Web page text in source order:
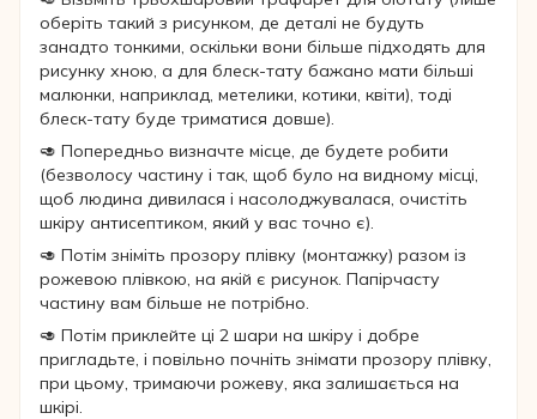
оберіть такий з рисунком, де деталі не будуть
занадто тонкими, оскільки вони більше підходять для
рисунку хною, а для блеск-тату бажано мати більші
малюнки, наприклад, метелики, котики, квіти), тоді
блеск-тату буде триматися довше).
🥑 Попередньо визначте місце, де будете робити
(безволосу частину і так, щоб було на видному місці,
щоб людина дивилася і насолоджувалася, очистіть
шкіру антисептиком, який у вас точно є).
🥑 Потім зніміть прозору плівку (монтажку) разом із
рожевою плівкою, на якій є рисунок. Папірчасту
частину вам більше не потрібно.
🥑 Потім приклейте ці 2 шари на шкіру і добре
пригладьте, і повільно почніть знімати прозору плівку,
при цьому, тримаючи рожеву, яка залишається на
шкірі.